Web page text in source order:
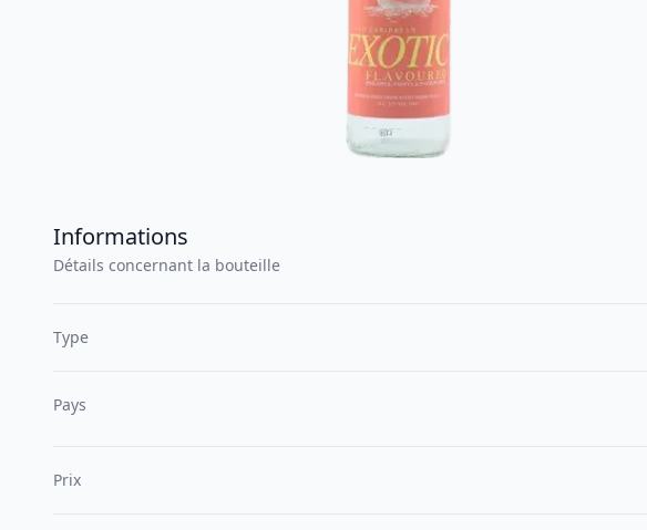
Informations
Détails concernant la bouteille
Type
Pays
Prix